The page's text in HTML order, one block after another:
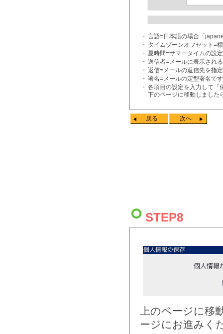
・ 言語=日本語の場合「
・ タイムゾーンオフセット=
・ 夏時間=サマータイムの設
・ 送信者=メールに表示され
・ 返信=メールの返信先を指
・ 署名=メールの定型署名で
・ 各項目の設定を入力して「
下のページに移動しました
戻る 次へ
STEP8
上のページに
ージにお進みく